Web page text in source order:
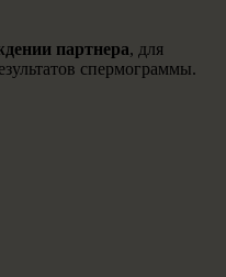
партнера, для
спермограммы.